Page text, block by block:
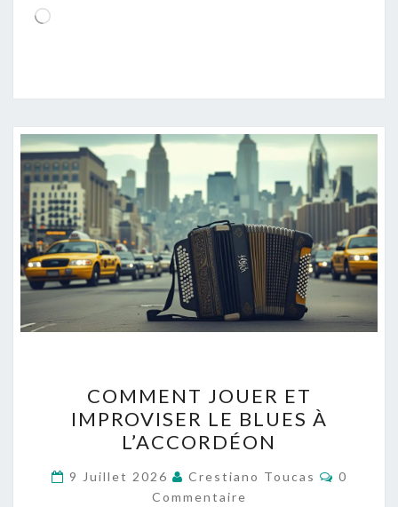
Chargement…
JOUER
ET
IMPROVISER
LE
BLUES
COMMENT JOUER ET
IMPROVISER LE BLUES À
L’ACCORDÉON
9 Juillet 2026 Crestiano Toucas
0
Commentaire